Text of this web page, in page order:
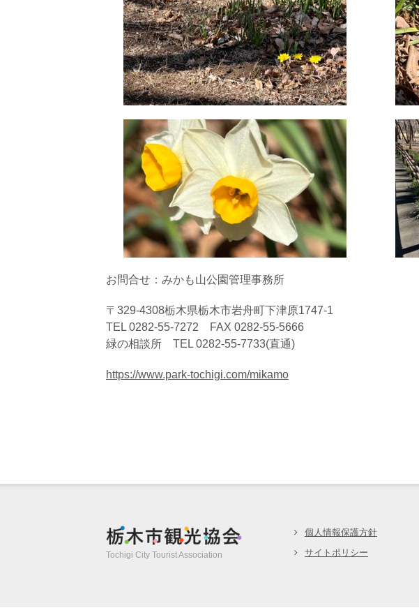
お問合せ：みかも山公園管理事務所
〒329-4308栃木県栃木市岩舟町下津原1747-1
TEL 0282-55-7272 FAX 0282-55-5666
緑の相談所 TEL 0282-55-7733(直通)
https://www.park-tochigi.com/mikamo
栃木市観光協会
Tochigi City Tourist Association
個人情報保護方針
サイトポリシー